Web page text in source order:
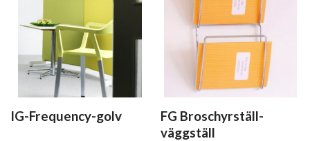
IG-Frequency-golv
FG Broschyrställ-
väggställ